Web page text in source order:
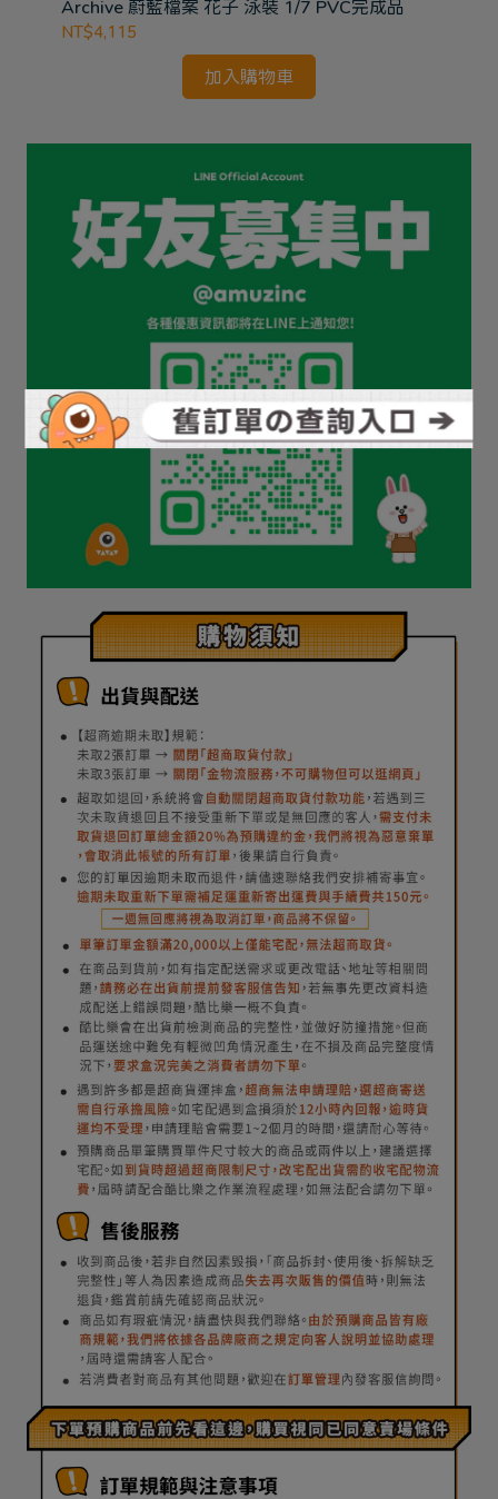
Archive 蔚藍檔案 花子 泳裝 1/7 PVC完成品
NT$4,115
加入購物車